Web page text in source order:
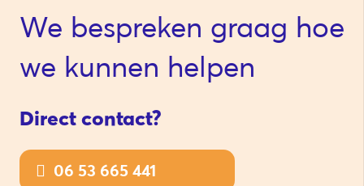
We bespreken graag hoe
we kunnen helpen
Direct contact?
06 53 665 441